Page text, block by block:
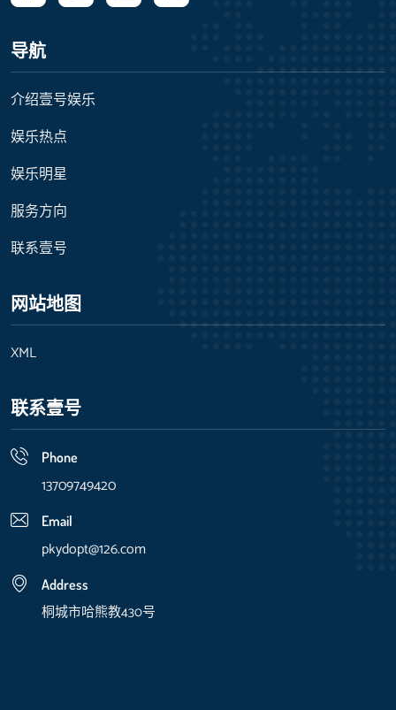
导航
介绍壹号娱乐
娱乐热点
娱乐明星
服务方向
联系壹号
网站地图
XML
联系壹号
Phone
13709749420
Email
pkydopt@126.com
Address
桐城市哈熊教430号